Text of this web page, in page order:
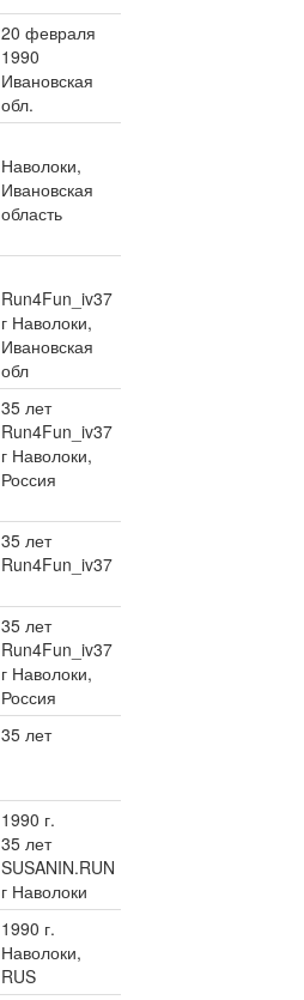
20 февраля
1990
Ивановская
обл.
Наволоки,
Ивановская
область
Run4Fun_iv37
г Наволоки,
Ивановская
обл
35 лет
Run4Fun_iv37
г Наволоки,
Россия
35 лет
Run4Fun_iv37
35 лет
Run4Fun_iv37
г Наволоки,
Россия
35 лет
1990 г.
35 лет
SUSANIN.RUN
г Наволоки
1990 г.
Наволоки,
RUS